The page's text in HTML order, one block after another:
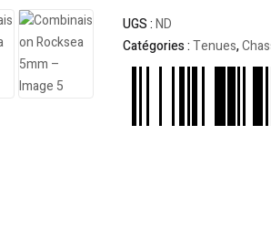
UGS :ND
Catégories :Tenues,